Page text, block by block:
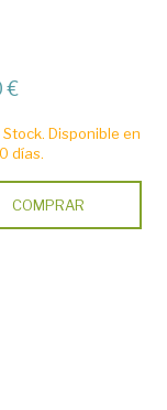
€
Stock. Disponible en
días.
COMPRAR